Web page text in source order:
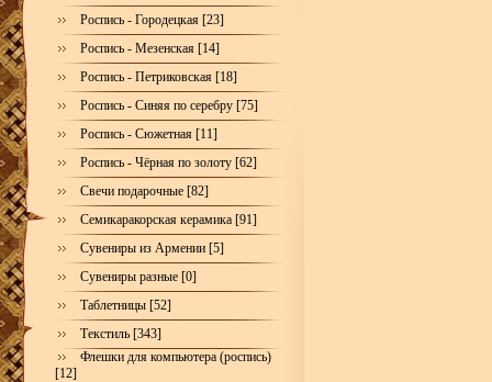
Роспись - Городецкая [23]
Роспись - Мезенская [14]
Роспись - Петриковская [18]
Роспись - Синяя по серебру [75]
Роспись - Сюжетная [11]
Роспись - Чёрная по золоту [62]
Свечи подарочные [82]
Семикаракорская керамика [91]
Сувениры из Армении [5]
Сувениры разные [0]
Таблетницы [52]
Текстиль [343]
Флешки для компьютера (роспись)
[12]